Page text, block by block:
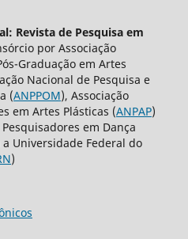
Revista de Pesquisa em
por Associação
Graduação em Artes
Nacional de Pesquisa e
(ANPPOM), Associação
em Artes Plásticas (ANPAP)
em Dança
Universidade Federal do
)